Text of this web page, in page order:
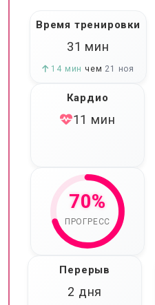
Время тренировки
31 мин
14 мин чем 21 ноя
Кардио
11 мин
70%
ПРОГРЕСС
Перерыв
2 дня